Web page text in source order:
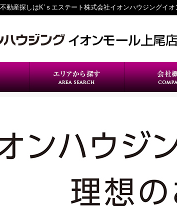
動産探しはK’ｓエステート株式会社イオンハウジングイ